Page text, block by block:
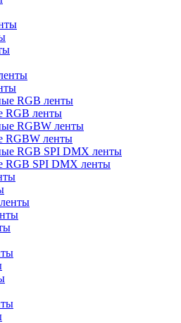
RGB ленты
RGBW ленты
RGB SPI DMX ленты